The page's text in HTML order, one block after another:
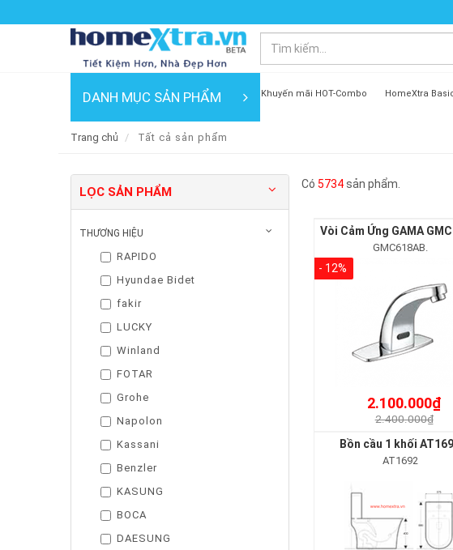
DANH MỤC SẢN PHẨM Khuyến mãi HOT-Combo HomeXtra
Trang chủ Tất cả sản phẩm
LỌC SẢN PHẨM
THƯƠNG HIỆU
RAPIDO
Hyundae Bidet
fakir
LUCKY
Winland
FOTAR
Grohe
Napolon
Kassani
Benzler
KASUNG
BOCA
DAESUNG
Có 5734sản phẩm.
GMC618AB.
- 12%
2.100.000₫
2.400.000₫
Bồn cầu 1 khối
AT1692